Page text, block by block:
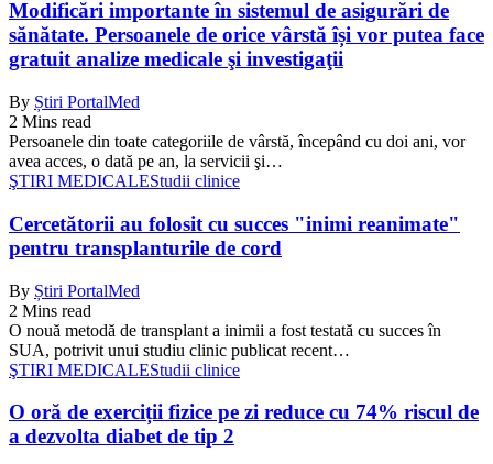
Modificări importante în sistemul de asigurări de
sănătate. Persoanele de orice vârstă își vor putea face
gratuit analize medicale şi investigaţii
By Știri PortalMed
2 Mins read
Persoanele din toate categoriile de vârstă, începând cu doi ani, vor
avea acces, o dată pe an, la servicii şi…
ŞTIRI MEDICALEStudii clinice
Cercetătorii au folosit cu succes "inimi reanimate"
pentru transplanturile de cord
By Știri PortalMed
2 Mins read
O nouă metodă de transplant a inimii a fost testată cu succes în
SUA, potrivit unui studiu clinic publicat recent…
ŞTIRI MEDICALEStudii clinice
O oră de exerciții fizice pe zi reduce cu 74% riscul de
a dezvolta diabet de tip 2